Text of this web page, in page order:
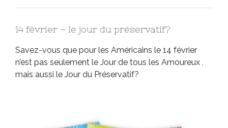
14 février – le jour du préservatif?
Savez-vous que pour les Américains le 14 février
n’est pas seulement le Jour de tous les Amoureux ,
mais aussi le Jour du Préservatif?